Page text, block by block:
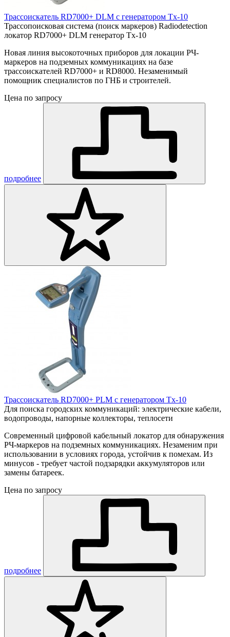
Трассоискатель RD7000+ DLM с генератором Tx-10
Трассопоисковая система (поиск маркеров) Radiodetection
локатор RD7000+ DLM генератор Tx-10
Новая линия высокоточных приборов для локации РЧ-
маркеров на подземных коммуникациях на базе
трассоискателей RD7000+ и RD8000. Незаменимый
помощник специалистов по ГНБ и строителей.
Цена по запросу
подробнее
Трассоискатель RD7000+ PLM с генератором Tx-10
Для поиска городских коммуникаций: электрические кабели,
водопроводы, напорные коллекторы, теплосети
Современный цифровой кабельный локатор для обнаружения
РЧ-маркеров на подземных коммуникациях. Незаменим при
использовании в условиях города, устойчив к помехам. Из
минусов - требует частой подзарядки аккумуляторов или
замены батареек.
Цена по запросу
подробнее